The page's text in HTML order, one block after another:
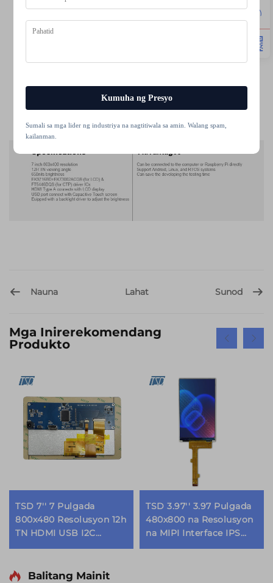
Nauna Lahat Sunod
Mga Inirerekomendang
Produkto
TSD 7'' 7 Pulgada
800x480 Resolusyon 12h
TN HDMI USB I2C
Interface LCD Touch
Modules
TSD 3.97'' 3.97 Pulgada
480x800 na Resolusyon
na MIPI Interface IPS
TFT LCD Display Module
Balitang Mainit
Kumuha ng Presyo
Sumali sa mga lider ng industriya na nagtitiwala sa amin. Walang spam,
kailanman.